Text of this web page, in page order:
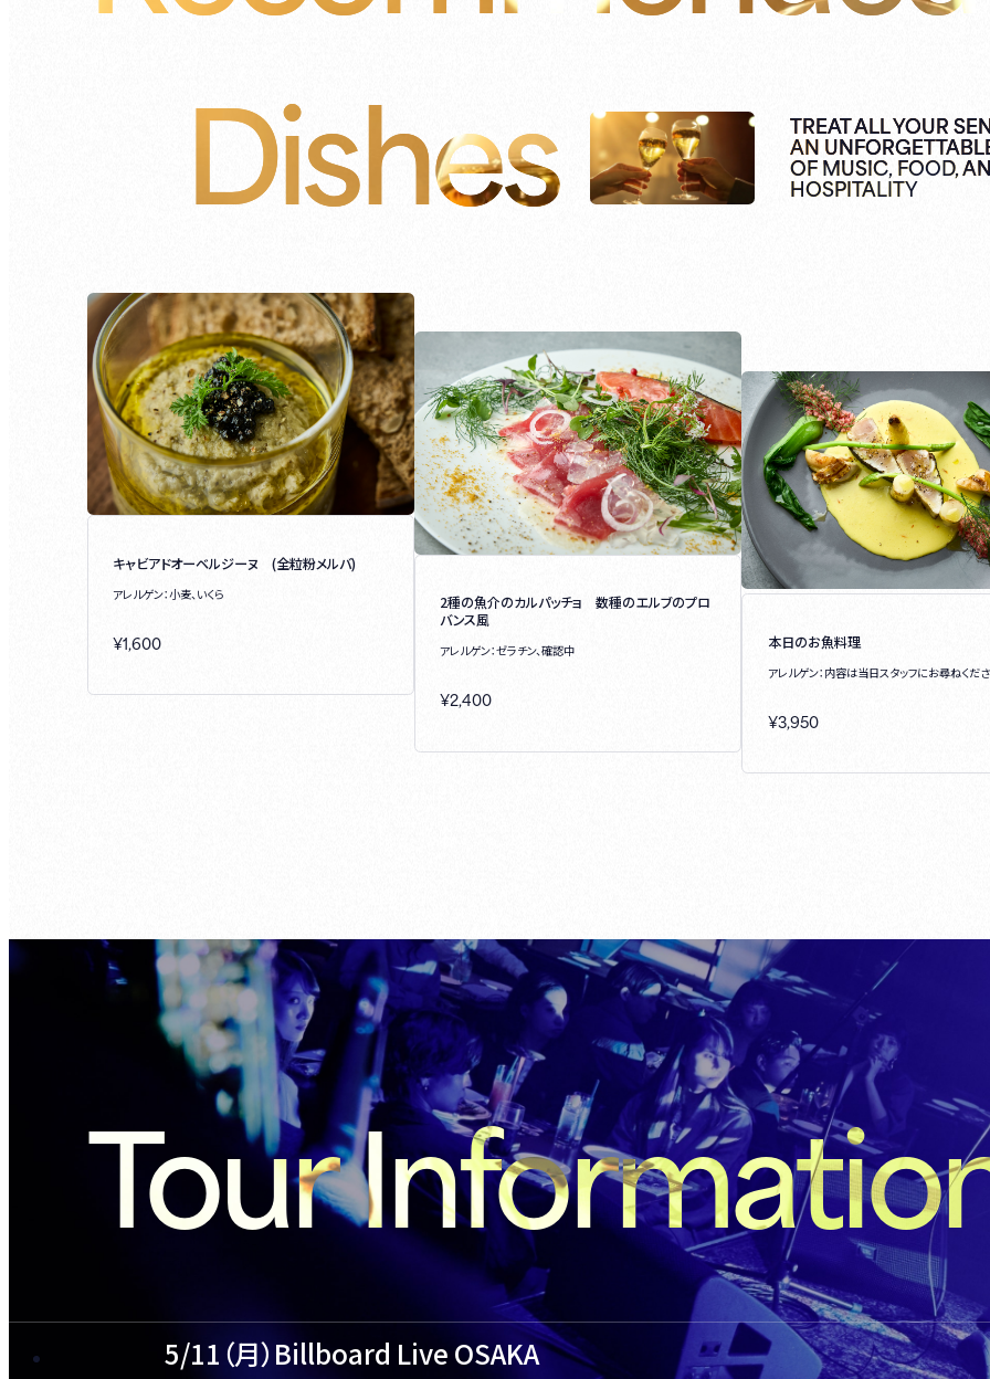
Dishes
TREAT ALL YOUR
AN
OF MUSIC, FOOD,
HOSPITALITY
キャビアドオーベルジーヌ (全粒粉メルバ)
アレルゲン：小麦、いくら
¥1,600
2種の魚介のカルパッチョ 数種のエルブのプロ
バンス風
アレルゲン：ゼラチン、確認中
¥2,400
本日のお魚料理
アレルゲン：内容は当日スタッフにお尋ねくだ
¥3,950
Tour
5/11（月）Billboard Live OSAKA